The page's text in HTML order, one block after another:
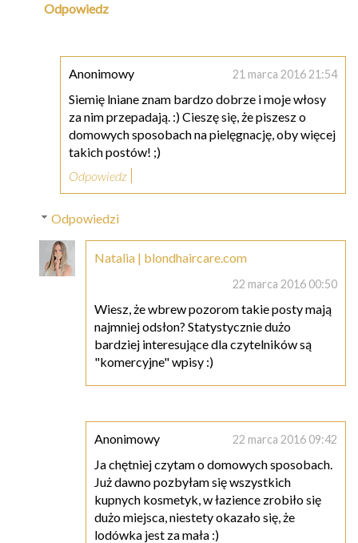
Odpowiedz
Anonimowy 21 marca 2016 21:54
Siemię lniane znam bardzo dobrze i moje włosy
za nim przepadają. :) Cieszę się, że piszesz o
domowych sposobach na pielęgnację, oby więcej
takich postów! ;)
Odpowiedz
Odpowiedzi
Natalia | blondhaircare.com
22 marca 2016 00:50
Wiesz, że wbrew pozorom takie posty mają
najmniej odsłon? Statystycznie dużo
bardziej interesujące dla czytelników są
"komercyjne" wpisy :)
Anonimowy 22 marca 2016 09:42
Ja chętniej czytam o domowych sposobach.
Już dawno pozbyłam się wszystkich
kupnych kosmetyk, w łazience zrobiło się
dużo miejsca, niestety okazało się, że
lodówka jest za mała :)